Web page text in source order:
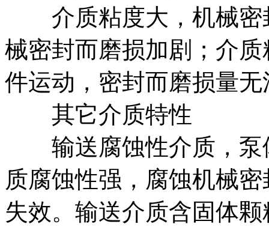
介质粘度大，机械密
械密封而磨损加剧；介
件运动，密封而磨损量
其它介质特性
输送腐蚀性介质，泵
质腐蚀性强，腐蚀机械
失效。输送介质含固体